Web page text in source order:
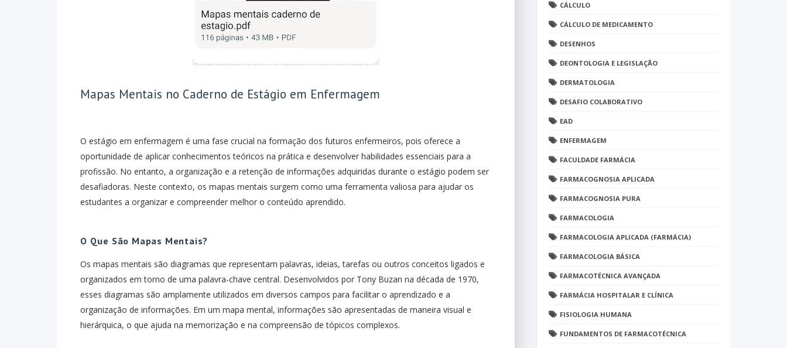
Mapas Mentais no Caderno de Estágio em Enfermagem
O estágio em enfermagem é uma fase crucial na formação dos futuros enfermeiros, pois oferece a
oportunidade de aplicar conhecimentos teóricos na prática e desenvolver habilidades essenciais para a
profissão. No entanto, a organização e a retenção de informações adquiridas durante o estágio podem ser
desafiadoras. Neste contexto, os mapas mentais surgem como uma ferramenta valiosa para ajudar os
estudantes a organizar e compreender melhor o conteúdo aprendido.
O Que São Mapas Mentais?
Os mapas mentais são diagramas que representam palavras, ideias, tarefas ou outros conceitos ligados e
organizados em torno de uma palavra-chave central. Desenvolvidos por Tony Buzan na década de 1970,
esses diagramas são amplamente utilizados em diversos campos para facilitar o aprendizado e a
organização de informações. Em um mapa mental, informações são apresentadas de maneira visual e
hierárquica, o que ajuda na memorização e na compreensão de tópicos complexos.
CÁLCULO
CÁLCULO DE MEDICAMENTO
DESENHOS
DEONTOLOGIA E LEGISLAÇÃO
DERMATOLOGIA
DESAFIO COLABORATIVO
EAD
ENFERMAGEM
FACULDADE FARMÁCIA
FARMACOGNOSIA APLICADA
FARMACOGNOSIA PURA
FARMACOLOGIA
FARMACOLOGIA APLICADA (FARMÁCIA)
FARMACOLOGIA BÁSICA
FARMACOTÉCNICA AVANÇADA
FARMÁCIA HOSPITALAR E CLÍNICA
FISIOLOGIA HUMANA
FUNDAMENTOS DE FARMACOTÉCNICA